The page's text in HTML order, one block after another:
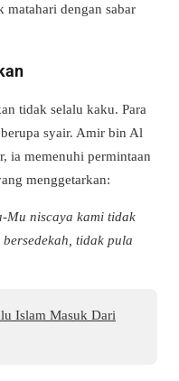
dengan sabar
tidak selalu kaku. Para
syair. Amir bin Al
ia memenuhi permintaan
menggetarkan:
Mu niscaya kami tidak
tidak pula
Islam Masuk Dari